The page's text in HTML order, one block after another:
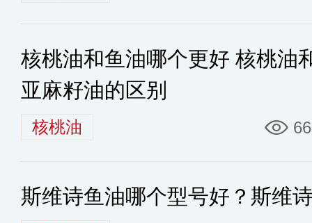
核桃油和鱼油哪个更好 核桃油
亚麻籽油的区别
核桃油
斯维诗鱼油哪个型号好？斯维